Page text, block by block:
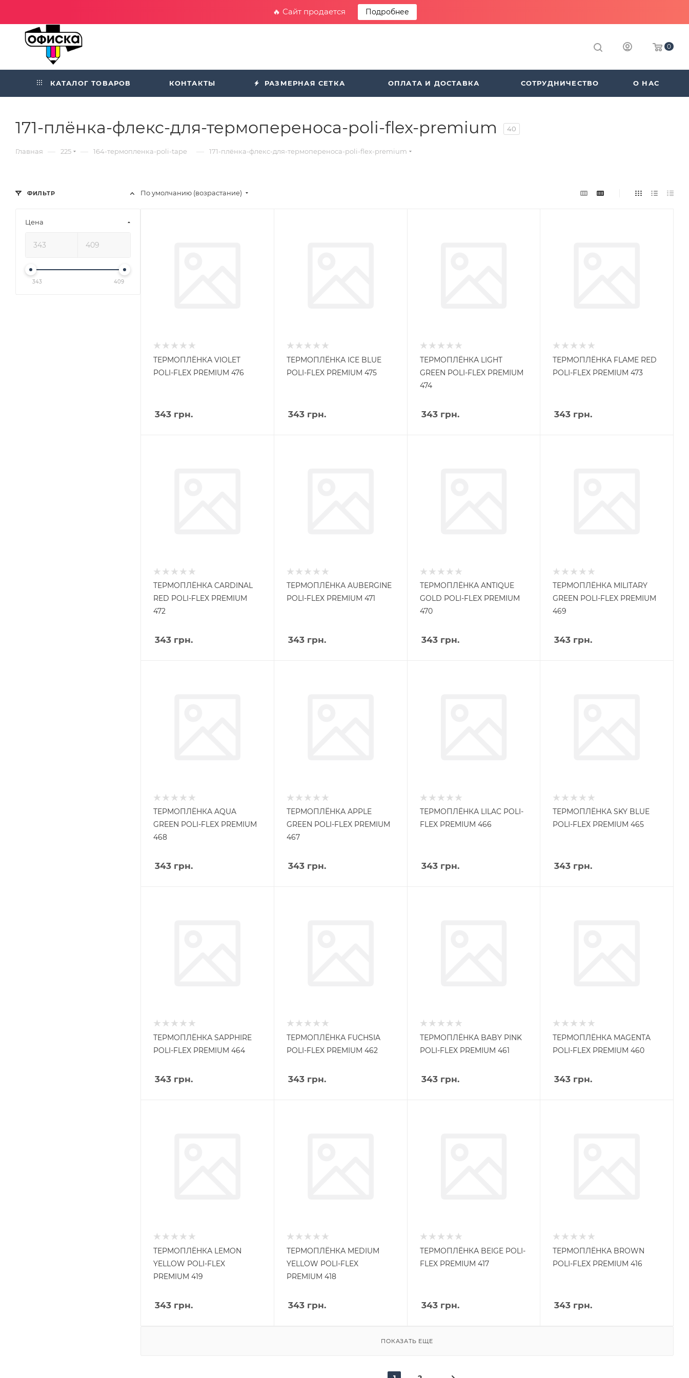
🔥 Сайт продается Подробнее
0
КАТАЛОГ ТОВАРОВ КОНТАКТЫ РАЗМЕРНАЯ СЕТКА ОПЛАТА И ДОСТАВКА СОТРУДНИЧЕСТВО О НАС
171-плёнка-флекс-для-термопереноса-poli-flex-premium 40
Главная — 225 — 164-термопленка-poli-tape — 171-плёнка-флекс-для-термопереноса-poli-flex-premium
По умолчанию (возрастание)
ТЕРМОПЛЁНКА VIOLET
POLI-FLEX PREMIUM 476
343 грн.
ТЕРМОПЛЁНКА ICE BLUE
POLI-FLEX PREMIUM 475
343грн.
ТЕРМОПЛЁНКА LIGHT
GREEN POLI-FLEX PREMIUM
474
343грн.
ТЕРМОПЛЁНКА FLAME RED
POLI-FLEX PREMIUM 473
343 грн.
ТЕРМОПЛЁНКА CARDINAL
RED POLI-FLEX PREMIUM
472
343 грн.
ТЕРМОПЛЁНКА AUBERGINE
POLI-FLEX PREMIUM 471
343грн.
ТЕРМОПЛЁНКА ANTIQUE
GOLD POLI-FLEX PREMIUM
470
343грн.
ТЕРМОПЛЁНКА MILITARY
GREEN POLI-FLEX PREMIUM
469
343 грн.
ТЕРМОПЛЁНКА AQUA
GREEN POLI-FLEX PREMIUM
468
343 грн.
ТЕРМОПЛЁНКА APPLE
GREEN POLI-FLEX PREMIUM
467
343грн.
ТЕРМОПЛЁНКА LILAC POLI-
FLEX PREMIUM 466
343грн.
ТЕРМОПЛЁНКА SKY BLUE
POLI-FLEX PREMIUM 465
343 грн.
ТЕРМОПЛЁНКА SAPPHIRE
POLI-FLEX PREMIUM 464
343 грн.
ТЕРМОПЛЁНКА FUCHSIA
POLI-FLEX PREMIUM 462
343грн.
ТЕРМОПЛЁНКА BABY PINK
POLI-FLEX PREMIUM 461
343грн.
ТЕРМОПЛЁНКА MAGENTA
POLI-FLEX PREMIUM 460
343 грн.
ТЕРМОПЛЁНКА LEMON
YELLOW POLI-FLEX
PREMIUM 419
343 грн.
ТЕРМОПЛЁНКА MEDIUM
YELLOW POLI-FLEX
PREMIUM 418
343грн.
ТЕРМОПЛЁНКА BEIGE POLI-
FLEX PREMIUM 417
343грн.
ТЕРМОПЛЁНКА BROWN
POLI-FLEX PREMIUM 416
343 грн.
ПОКАЗАТЬ ЕЩЕ
ФИЛЬТР
Цена
343 409